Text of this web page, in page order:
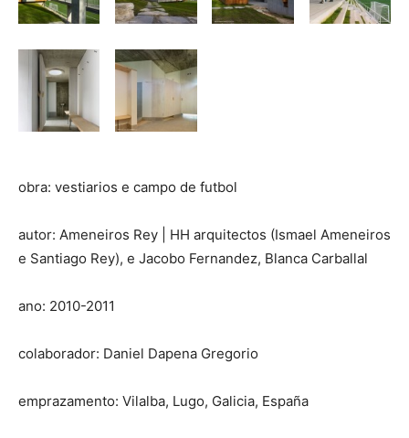
obra: vestiarios e campo de futbol
autor: Ameneiros Rey | HH arquitectos (Ismael Ameneiros
e Santiago Rey), e Jacobo Fernandez, Blanca Carballal
ano: 2010-2011
colaborador: Daniel Dapena Gregorio
emprazamento: Vilalba, Lugo, Galicia, España